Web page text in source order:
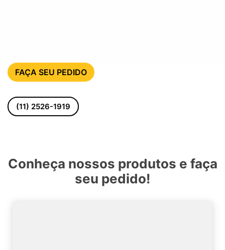
FAÇA SEU PEDIDO
(11) 2526-1919
Conheça nossos produtos e faça
seu pedido!